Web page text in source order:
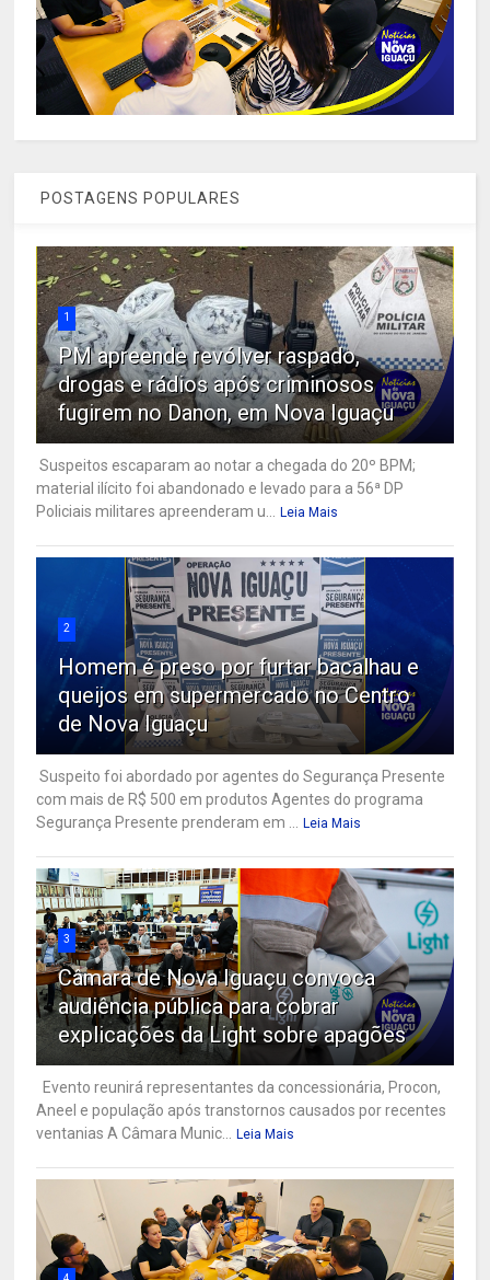
POSTAGENS POPULARES
1
PM apreende revólver raspado,
drogas e rádios após criminosos
fugirem no Danon, em Nova Iguaçu
Suspeitos escaparam ao notar a chegada do 20º BPM;
material ilícito foi abandonado e levado para a 56ª DP
Policiais militares apreenderam u...
Leia Mais
2
Homem é preso por furtar bacalhau e
queijos em supermercado no Centro
de Nova Iguaçu
Suspeito foi abordado por agentes do Segurança Presente
com mais de R$ 500 em produtos Agentes do programa
Segurança Presente prenderam em ...
Leia Mais
3
Câmara de Nova Iguaçu convoca
audiência pública para cobrar
explicações da Light sobre apagões
Evento reunirá representantes da concessionária, Procon,
Aneel e população após transtornos causados por recentes
ventanias A Câmara Munic...
Leia Mais